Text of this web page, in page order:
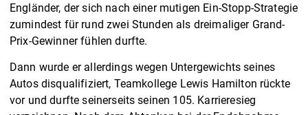
Engländer, der sich nach einer mutigen Ein-Stopp-Strategie
zumindest für rund zwei Stunden als dreimaliger Grand-
Prix-Gewinner fühlen durfte.
Dann wurde er allerdings wegen Untergewichts seines
Autos disqualifiziert, Teamkollege Lewis Hamilton rückte
vor und durfte seinerseits seinen 105. Karrieresieg